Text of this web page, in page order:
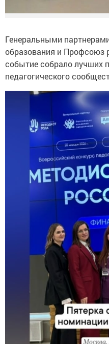
Генеральными
образования и Профсоюз
событие собрало лучших
педагогического